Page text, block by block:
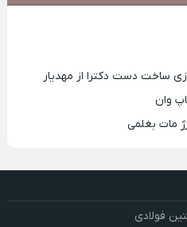
ساخت دست دکترا از مهدیار
وان
مات بغلمی
فولادی